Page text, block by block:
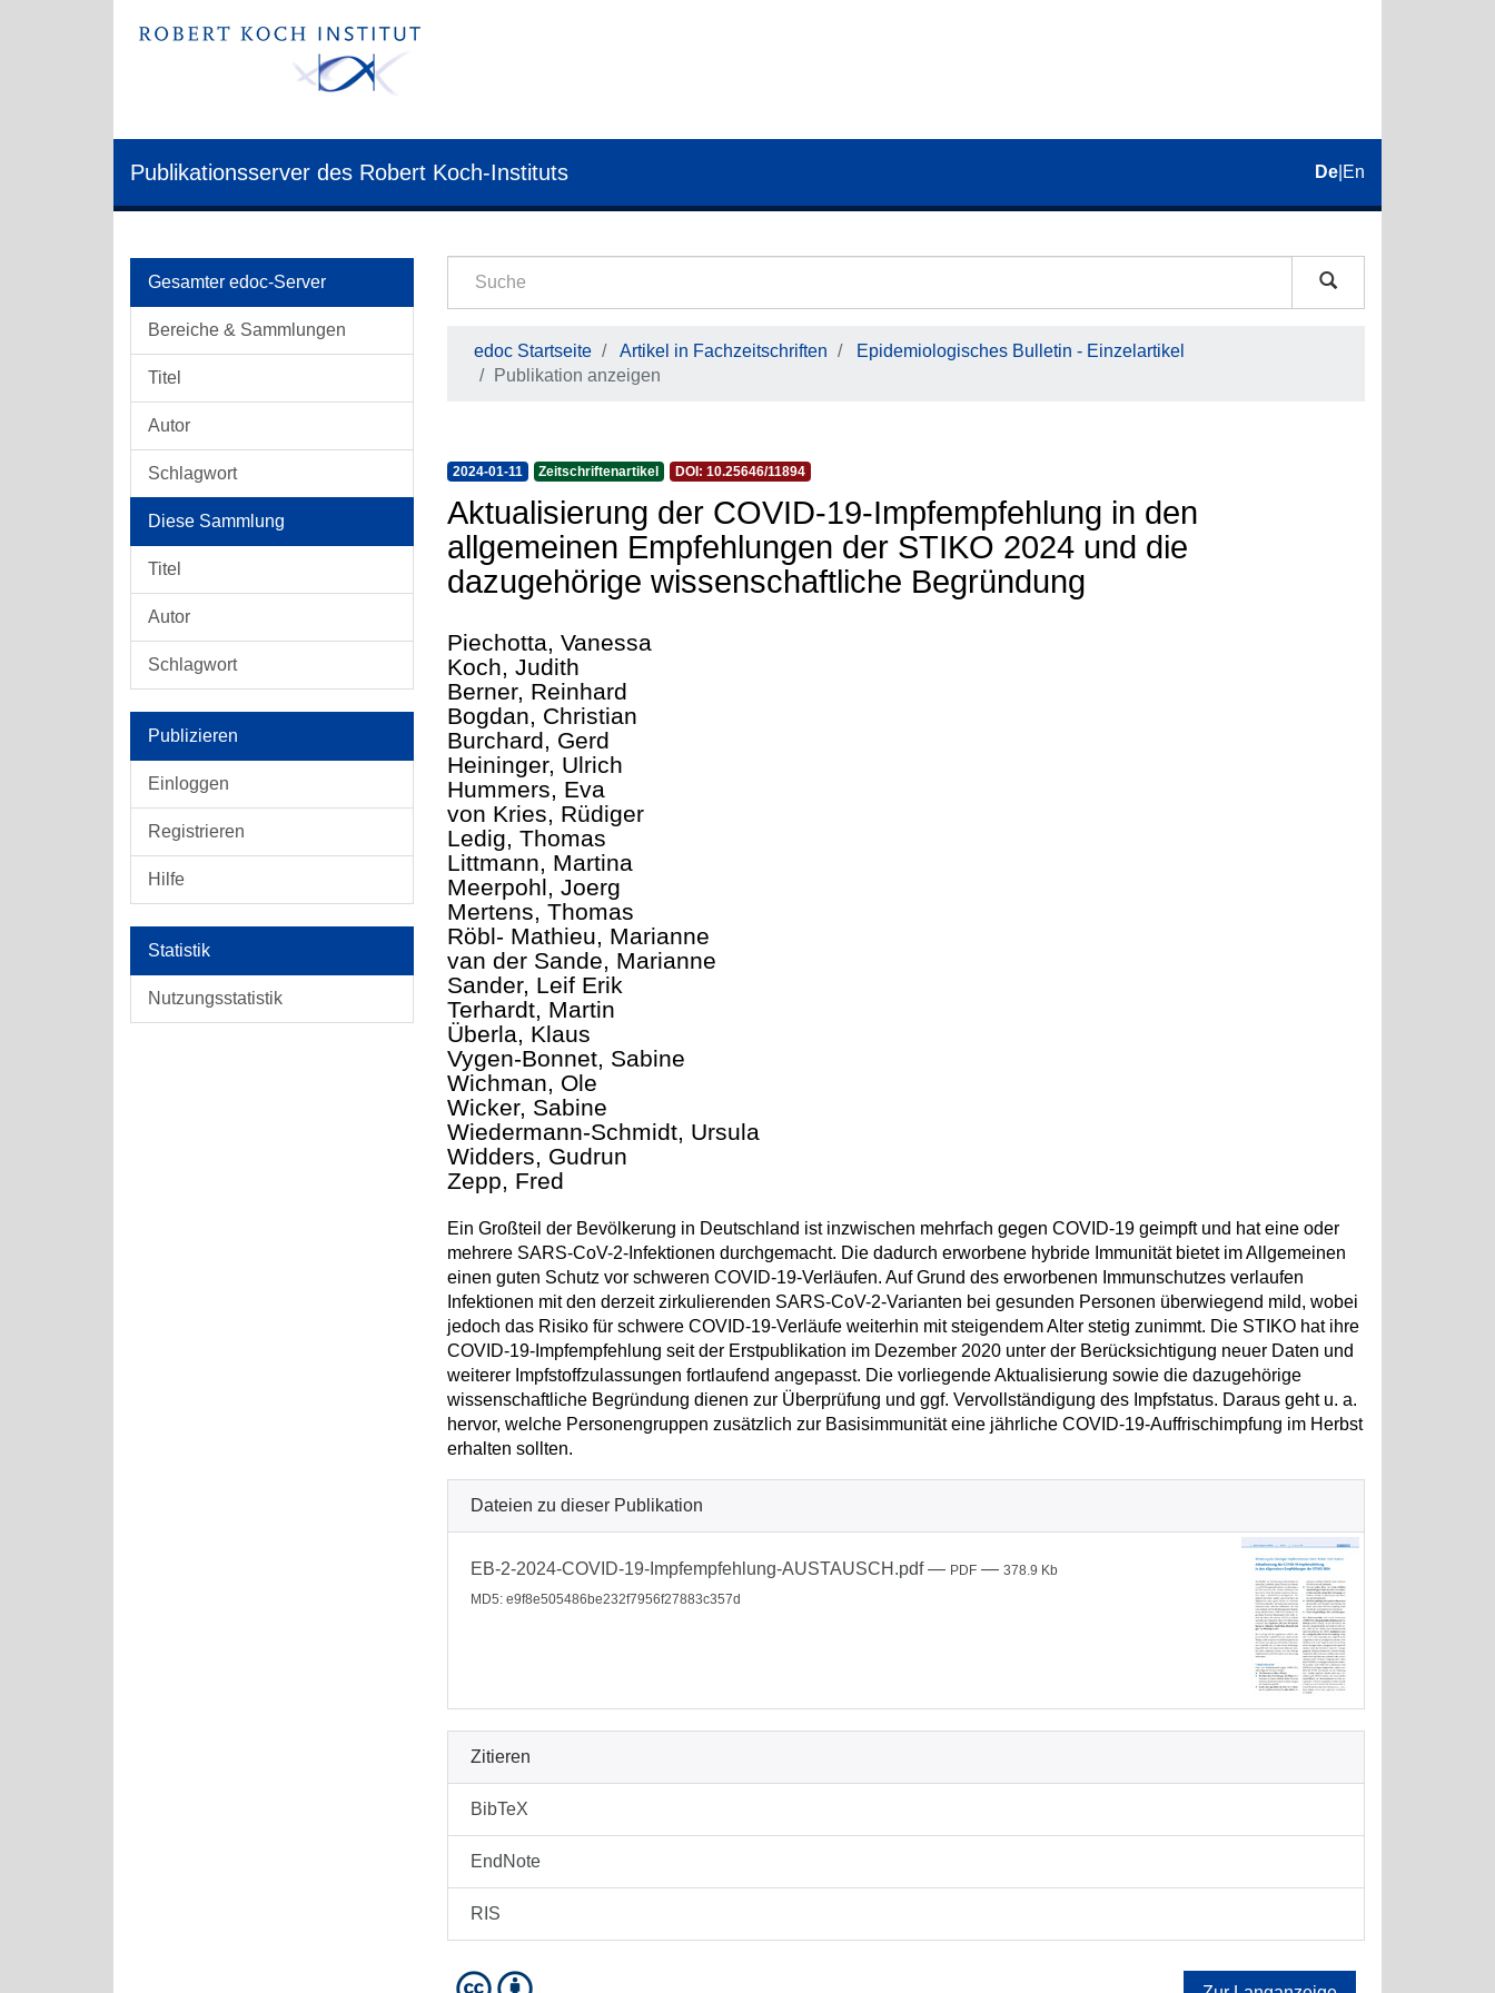
Publikationsserver des Robert Koch-Instituts De En
Gesamter edoc-Server
Bereiche & Sammlungen
Titel
Autor
Schlagwort
Diese Sammlung
Titel
Autor
Schlagwort
Publizieren
Einloggen
Registrieren
Hilfe
Statistik
Nutzungsstatistik
edoc Startseite Artikel in Fachzeitschriften
Epidemiologisches Bulletin - Einzelartikel
Publikation anzeigen
2024-01-11 Zeitschriftenartikel DOI: 10.25646/11894
Aktualisierung der COVID-19-Impfempfehlung in den
allgemeinen Empfehlungen der STIKO 2024 und die
dazugehörige wissenschaftliche Begründung
Piechotta, Vanessa
Koch, Judith
Berner, Reinhard
Bogdan, Christian
Burchard, Gerd
Heininger, Ulrich
Hummers, Eva
von Kries, Rüdiger
Ledig, Thomas
Littmann, Martina
Meerpohl, Joerg
Mertens, Thomas
Röbl- Mathieu, Marianne
van der Sande, Marianne
Sander, Leif Erik
Terhardt, Martin
Überla, Klaus
Vygen-Bonnet, Sabine
Wichman, Ole
Wicker, Sabine
Wiedermann-Schmidt, Ursula
Widders, Gudrun
Zepp, Fred
Ein Großteil der Bevölkerung in Deutschland ist inzwischen mehrfach gegen COVID-19 geimpft und hat eine oder
mehrere SARS-CoV-2-Infektionen durchgemacht. Die dadurch erworbene hybride Immunität bietet im Allgemeinen
einen guten Schutz vor schweren COVID-19-Verläufen. Auf Grund des erworbenen Immunschutzes verlaufen
Infektionen mit den derzeit zirkulierenden SARS-CoV-2-Varianten bei gesunden Personen überwiegend mild, wobei
jedoch das Risiko für schwere COVID-19-Verläufe weiterhin mit steigendem Alter stetig zunimmt. Die STIKO hat ihre
COVID-19-Impfempfehlung seit der Erstpublikation im Dezember 2020 unter der Berücksichtigung neuer Daten und
weiterer Impfstoffzulassungen fortlaufend angepasst. Die vorliegende Aktualisierung sowie die dazugehörige
wissenschaftliche Begründung dienen zur Überprüfung und ggf. Vervollständigung des Impfstatus. Daraus geht u. a.
hervor, welche Personengruppen zusätzlich zur Basisimmunität eine jährliche COVID-19-Auffrischimpfung im Herbst
erhalten sollten.
Dateien zu dieser Publikation
EB-2-2024-COVID-19-Impfempfehlung-AUSTAUSCH.pdf— PDF — 378.9 Kb
MD5: e9f8e505486be232f7956f27883c357d
Zitieren
BibTeX
EndNote
RIS